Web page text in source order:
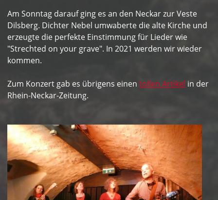
Am Sonntag darauf ging es an den Neckar zur Veste
Dilsberg. Dichter Nebel umwaberte die alte Kirche und
erzeugte die perfekte Einstimmung für Lieder wie
"Strechted on your grave". In 2021 werden wir wieder
kommen.
Zum Konzert gab es übrigens einen tollen Artikel in der
Rhein-Neckar-Zeitung.